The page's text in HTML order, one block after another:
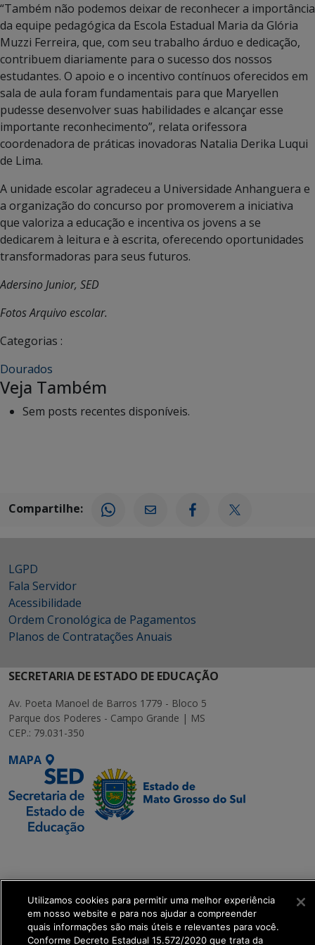
“Também não podemos deixar de reconhecer a importância
da equipe pedagógica da Escola Estadual Maria da Glória
Muzzi Ferreira, que, com seu trabalho árduo e dedicação,
contribuem diariamente para o sucesso dos nossos
estudantes. O apoio e o incentivo contínuos oferecidos em
sala de aula foram fundamentais para que Maryellen
pudesse desenvolver suas habilidades e alcançar esse
importante reconhecimento”, relata orifessora
coordenadora de práticas inovadoras Natalia Derika Luqui
de Lima.
A unidade escolar agradeceu a Universidade Anhanguera e
a organização do concurso por promoverem a iniciativa
que valoriza a educação e incentiva os jovens a se
dedicarem à leitura e à escrita, oferecendo oportunidades
transformadoras para seus futuros.
Adersino Junior, SED
Fotos Arquivo escolar.
Categorias :
Dourados
Veja Também
Sem posts recentes disponíveis.
Compartilhe:
LGPD
Fala Servidor
Acessibilidade
Ordem Cronológica de Pagamentos
Planos de Contratações Anuais
SECRETARIA DE ESTADO DE EDUCAÇÃO
Av. Poeta Manoel de Barros 1779 - Bloco 5
Parque dos Poderes - Campo Grande | MS
CEP.: 79.031-350
MAPA
Transformação Digital
get_footer();
Utilizamos cookies para permitir uma melhor experiência
em nosso website e para nos ajudar a compreender
quais informações são mais úteis e relevantes para você.
Conforme Decreto Estadual 15.572/2020 que trata da